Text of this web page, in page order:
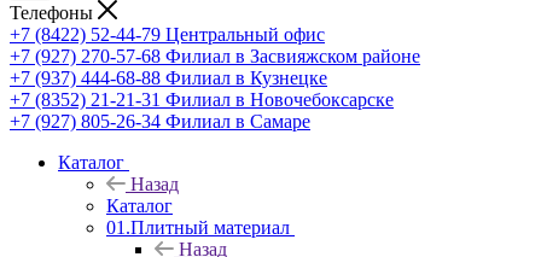
Телефоны
+7 (8422) 52-44-79 Центральный офис
+7 (927) 270-57-68 Филиал в Засвияжском районе
+7 (937) 444-68-88 Филиал в Кузнецке
+7 (8352) 21-21-31 Филиал в Новочебоксарске
+7 (927) 805-26-34 Филиал в Самаре
Каталог
Назад
Каталог
01.Плитный материал
Назад